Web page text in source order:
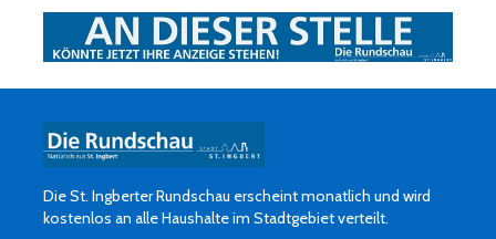
Die St. Ingberter Rundschau erscheint monatlich und wird
kostenlos an alle Haushalte im Stadtgebiet verteilt.